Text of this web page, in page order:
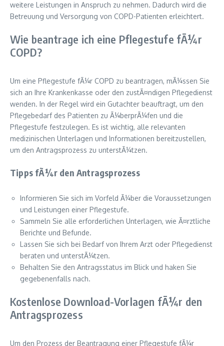
weitere Leistungen in Anspruch zu nehmen. Dadurch wird die
Betreuung und Versorgung von COPD-Patienten erleichtert.
Wie beantrage ich eine Pflegestufe fÃ¼r
COPD?
Um eine Pflegestufe fÃ¼r COPD zu beantragen, mÃ¼ssen Sie
sich an Ihre Krankenkasse oder den zustÃ¤ndigen Pflegedienst
wenden. In der Regel wird ein Gutachter beauftragt, um den
Pflegebedarf des Patienten zu Ã¼berprÃ¼fen und die
Pflegestufe festzulegen. Es ist wichtig, alle relevanten
medizinischen Unterlagen und Informationen bereitzustellen,
um den Antragsprozess zu unterstÃ¼tzen.
Tipps fÃ¼r den Antragsprozess
Informieren Sie sich im Vorfeld Ã¼ber die Voraussetzungen
und Leistungen einer Pflegestufe.
Sammeln Sie alle erforderlichen Unterlagen, wie Ã¤rztliche
Berichte und Befunde.
Lassen Sie sich bei Bedarf von Ihrem Arzt oder Pflegedienst
beraten und unterstÃ¼tzen.
Behalten Sie den Antragsstatus im Blick und haken Sie
gegebenenfalls nach.
Kostenlose Download-Vorlagen fÃ¼r den
Antragsprozess
Um den Prozess der Beantragung einer Pflegestufe fÃ¼r